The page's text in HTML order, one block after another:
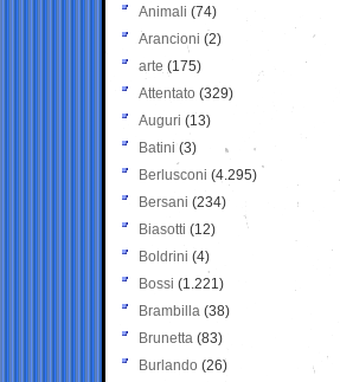
Animali (74)
Arancioni (2)
arte (175)
Attentato (329)
Auguri (13)
Batini (3)
Berlusconi (4.295)
Bersani (234)
Biasotti (12)
Boldrini (4)
Bossi (1.221)
Brambilla (38)
Brunetta (83)
Burlando (26)